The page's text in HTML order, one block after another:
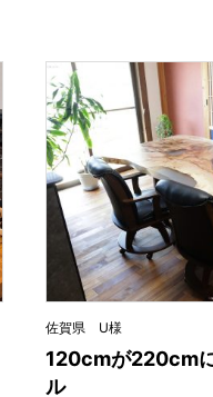
佐賀県 U様
120cmが220cm
ル